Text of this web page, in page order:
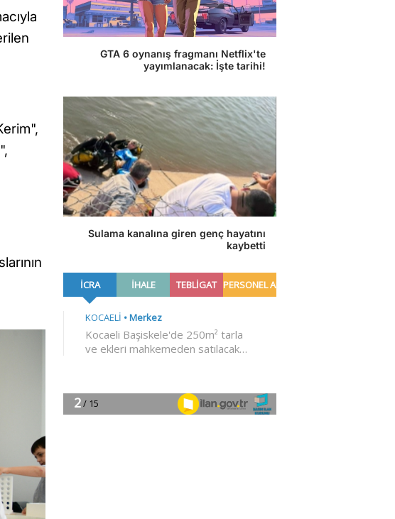
GTA 6 oynanış fragmanı Netflix'te
yayımlanacak: İşte tarihi!
Sulama kanalına giren genç hayatını
kaybetti